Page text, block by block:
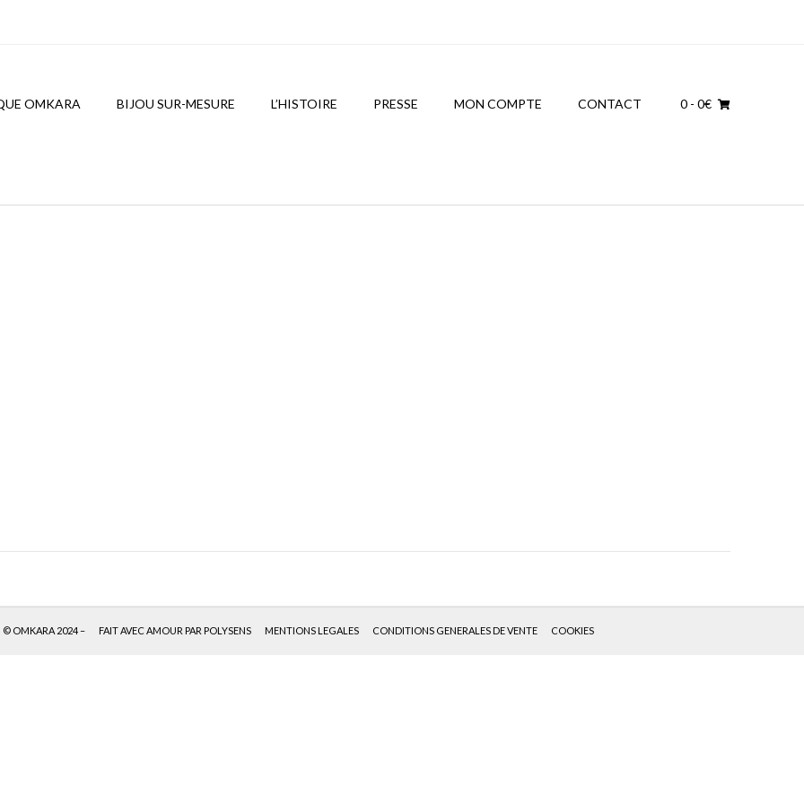
OMKARA BIJOU SUR-MESURE L’HISTOIRE PRESSE MON COMPTE CONTACT 0 - 0€
© OMKARA 2024 – FAIT AVEC AMOUR PAR POLYSENS MENTIONS LEGALES CONDITIONS GENERALES DE VENTE COOKIES